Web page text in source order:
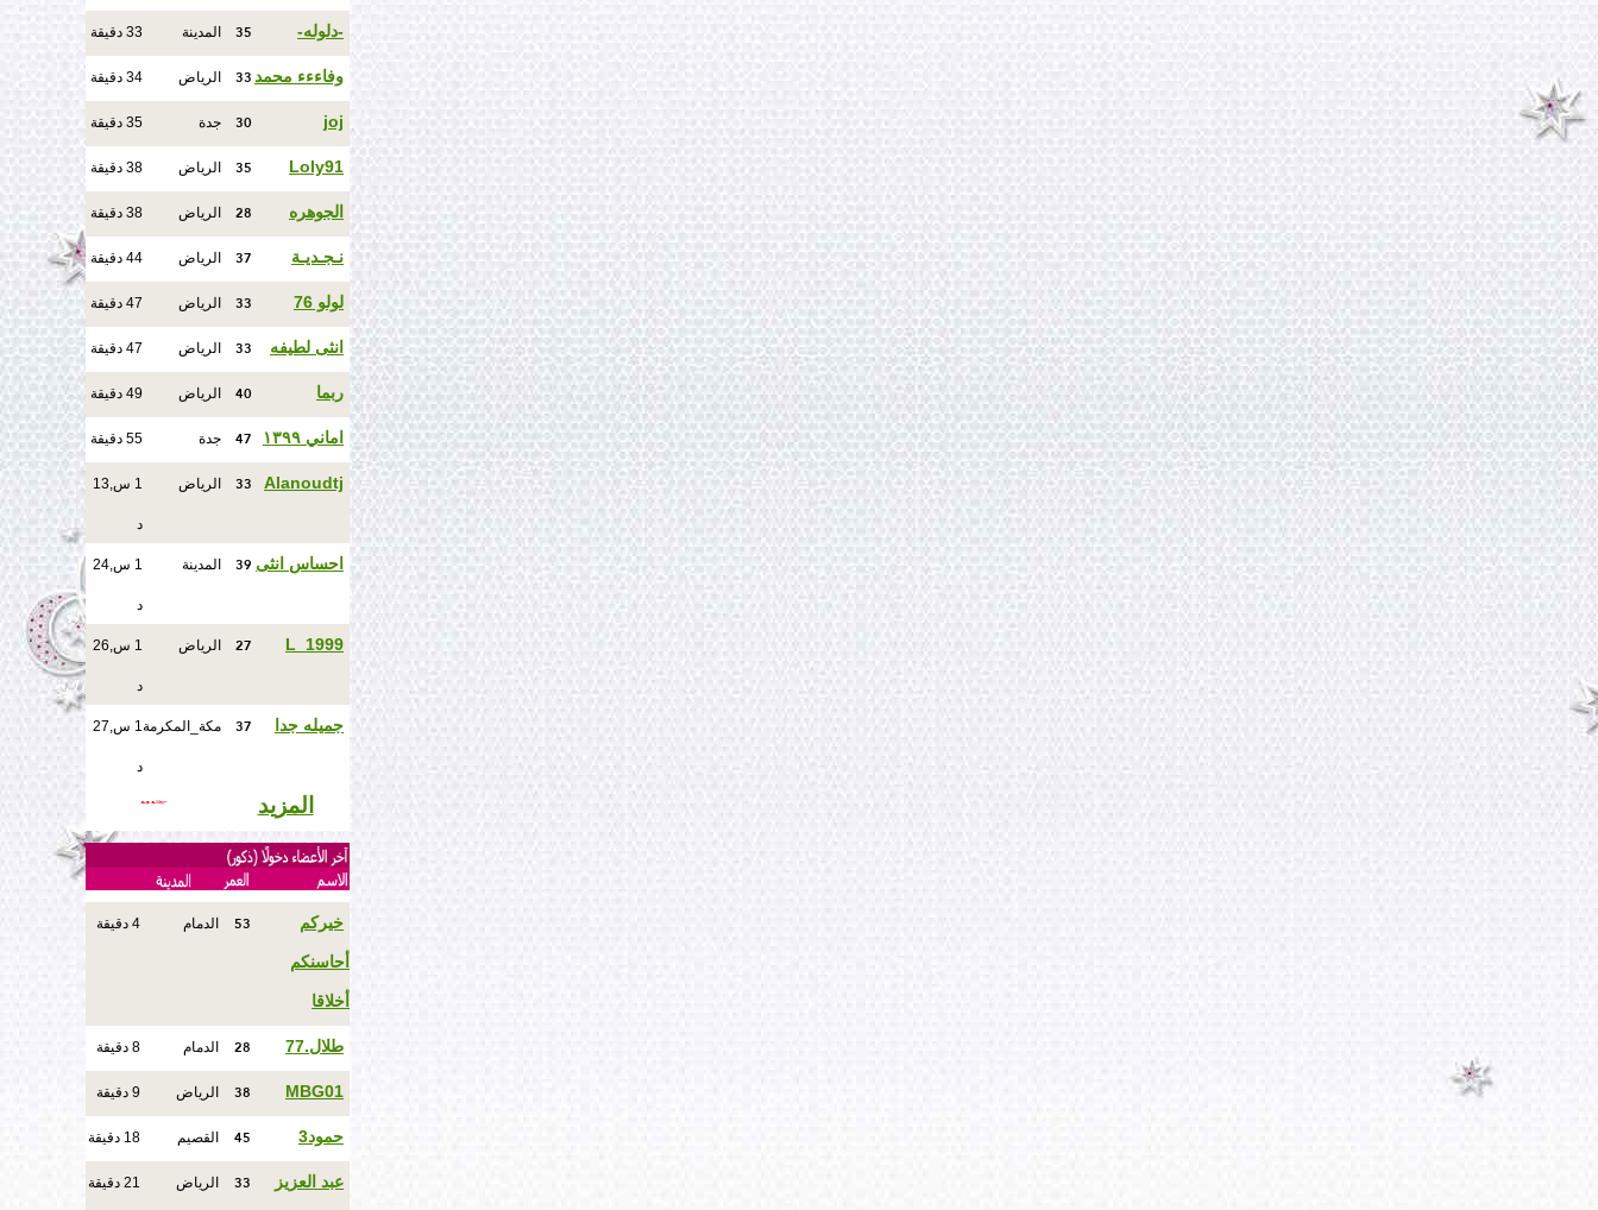
-دلوله- 35 المدينة 33 دقيقة
وفاءءء محمد33 الرياض 34 دقيقة
joj
30 جدة 35 دقيقة
Loly91
35 الرياض 38 دقيقة
الجوهره 28 الرياض 38 دقيقة
نـجـديـة 37 الرياض 44 دقيقة
لولو 76 33 الرياض 47 دقيقة
انثى لطيفه 33 الرياض 47 دقيقة
ربما 40 الرياض 49 دقيقة
اماني ١٣٩٩ 47 جدة 55 دقيقة
Alanoudtj
33 الرياض 1 س,13
د
احساس انثى 39 المدينة 1 س,24
د
L_1999
27 الرياض 1 س,26
د
جميله جدا 37 مكة_المكرمة 1 س,27
د
المزيد
خيركم
أحاسنكم
أخلاقا
53 الدمام 4 دقيقة
طلال.77 28 الدمام 8 دقيقة
MBG01
38 الرياض 9 دقيقة
حمود3 45 القصيم 18 دقيقة
عبد العزيز 33 الرياض 21 دقيقة